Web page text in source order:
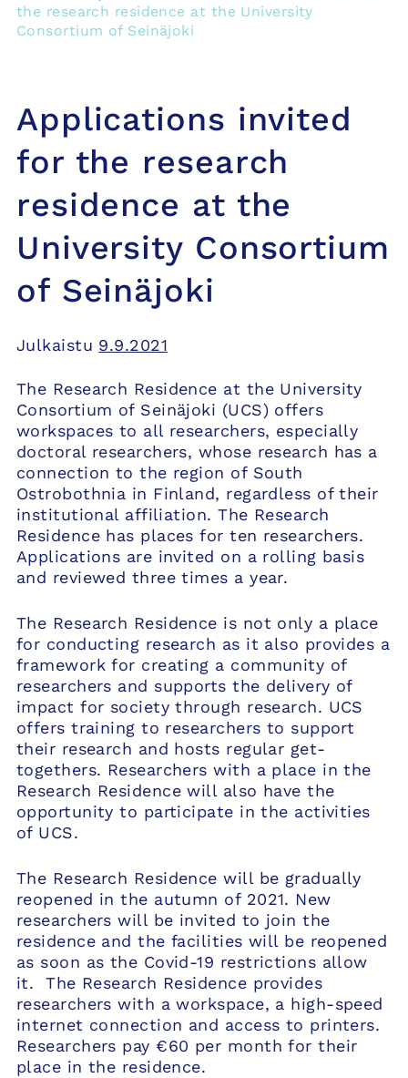
the research residence at the University
Consortium of Seinäjoki
Applications invited
for the research
residence at the
University Consortium
of Seinäjoki
Julkaistu 9.9.2021
The Research Residence at the University
Consortium of Seinäjoki (UCS) offers
workspaces to all researchers, especially
doctoral researchers, whose research has a
connection to the region of South
Ostrobothnia in Finland, regardless of their
institutional affiliation. The Research
Residence has places for ten researchers.
Applications are invited on a rolling basis
and reviewed three times a year.
The Research Residence is not only a place
for conducting research as it also provides a
framework for creating a community of
researchers and supports the delivery of
impact for society through research. UCS
offers training to researchers to support
their research and hosts regular get-
togethers. Researchers with a place in the
Research Residence will also have the
opportunity to participate in the activities
of UCS.
The Research Residence will be gradually
reopened in the autumn of 2021. New
researchers will be invited to join the
residence and the facilities will be reopened
as soon as the Covid-19 restrictions allow
it. The Research Residence provides
researchers with a workspace, a high-speed
internet connection and access to printers.
Researchers pay €60 per month for their
place in the residence.